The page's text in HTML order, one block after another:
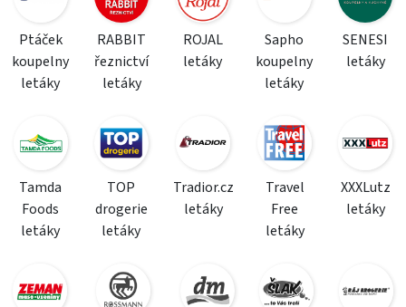
Ptáček
koupelny
letáky
RABBIT
řeznictví
letáky
ROJAL
letáky
Sapho
koupelny
letáky
SENESI
letáky
Tamda
Foods
letáky
TOP
drogerie
letáky
Tradior.cz
letáky
Travel
Free
letáky
XXXLutz
letáky